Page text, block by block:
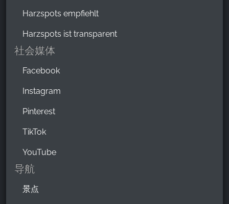
Harzspots empfiehlt
Harzspots ist transparent
社会媒体
Facebook
Instagram
Pinterest
TikTok
YouTube
导航
景点